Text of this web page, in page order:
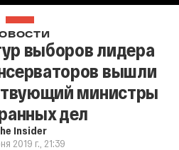
выборов лидера
вышли
министры
дел
Insider
2019 г., 21:39